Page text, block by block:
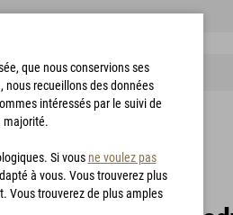
que nous conservions ses
recueillons des données
intéressés par le suivi de
majorité.
Si vous ne voulez pas
à vous. Vous trouverez plus
Vous trouverez de plus amples